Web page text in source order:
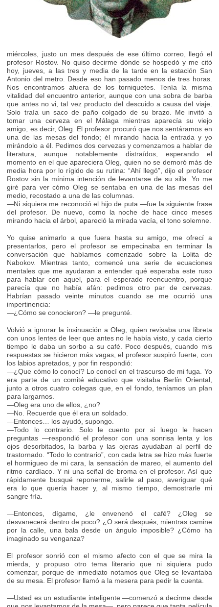
miércoles, justo un mes después de ese último correo, llegó el
profesor Rostov. No quiso decirme dónde se hospedó y me citó
hoy, jueves, a las tres y media de la tarde en la estación San
Antonio del metro. Desde eso han pasado menos de tres horas.
Nos encontramos afuera de los torniquetes. Tenía la misma
vitalidad del encuentro anterior, aunque con una sobra de barba
que antes no vi, tal vez producto del descuido a causa del viaje.
Solo traía un saco de paño colgado de su brazo. Me invitó a
tomar una cerveza en el Málaga mientras aparecía su viejo
amigo, es decir, Oleg. El profesor procuró que nos sentáramos en
una de las mesas del fondo; él mirando hacia la entrada y yo
mirándolo a él. Pedimos dos cervezas y comenzamos a hablar de
literatura, aunque notablemente distraídos, esperando el
momento en el que apareciera Oleg, quien no se demoró más de
media hora por lo rígido de su rutina: “Ahí llegó”, dijo el profesor
Rostov sin la mínima intención de levantarse de su silla. Yo me
giré para ver cómo Oleg se sentaba en una de las mesas del
medio, recostado a una de las columnas.
—Ni siquiera me reconoció el hijo de puta —fue la siguiente frase
del profesor. De nuevo, como la noche de hace cinco meses
mirando hacia el árbol, apareció la mirada vacía, el tono solemne.
Yo quise animarlo a que fuera hasta su amigo, me ofrecí a
presentarlos, pero el profesor se empecinaba en terminar la
conversación que habíamos comenzado sobre la Lolita de
Nabokov. Mientras tanto, comencé una serie de ecuaciones
mentales que me ayudaran a entender qué esperaba este ruso
para hablar con aquel, para el esperado reencuentro, porque
parecía que no había afán: pedimos otro par de cervezas.
Habrían pasado veinte minutos cuando se me ocurrió una
impertinencia:
—¿Cómo se conocieron? —le pregunté.
Volvió a ignorar la insinuación a Oleg, quien revisaba una libreta
con unos lentes de leer que antes no le había visto, y cada cierto
tiempo le daba un sorbo a su café. Poco después, cuando mis
respuestas se hicieron más vagas, el profesor suspiró fuerte, con
los labios apretados, y por fin respondió:
—¿Que cómo lo conocí? Lo conocí en el trascurso de mi fuga. Yo
era parte de un comité educativo que visitaba Berlín Oriental,
junto a otros cuatro colegas que, en el fondo, teníamos un plan
para largarnos.
—Oleg era uno de ellos, ¿no?
—No. Recuerde que él era un soldado.
—Entonces… los ayudó, supongo.
—Todo lo contrario. Solo le cuento por si luego le hacen
preguntas —respondió el profesor con una sonrisa lenta y los
ojos desorbitados, la barba y las ojeras ayudaban al perfil de
trastornado. “Todo lo contrario”, con cada letra se hizo más fuerte
el hormigueo de mi cara, la sensación de mareo, el aumento del
ritmo cardíaco. Y ni una señal de broma en el profesor. Así que
rápidamente busqué reponerme, salirle al paso, averiguar qué
era lo que quería hacer y, al mismo tiempo, demostrarle mi
sangre fría.
—Entonces, dígame, ¿le envenenó el café? ¿Oleg se
desvanecerá dentro de poco? ¿O será después, mientras camine
por la calle, una bala desde un ángulo imposible? ¿Cómo ha
imaginado su venganza?
El profesor sonrió con el mismo afecto con el que se mira la
mierda, y propuso otro tema literario que ni siquiera pudo
comenzar, porque de inmediato notamos que Oleg se levantaba
de su mesa. El profesor llamó a la mesera para pedir la cuenta.
—Usted es un estudiante inteligente —comenzó a decirme desde